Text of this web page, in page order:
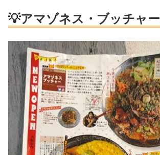
💡アマゾネス・ブッチャー